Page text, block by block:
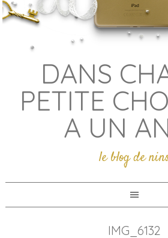
DANS
PETITE
A UN
le blog de nins
IMG_6132